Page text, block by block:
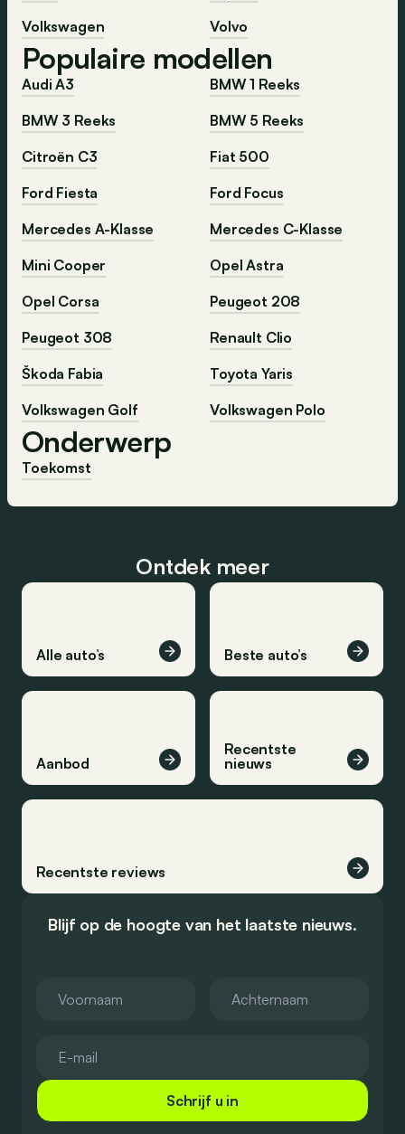
Volkswagen
Volvo
Populaire modellen
Audi A3
BMW 1 Reeks
BMW 3 Reeks
BMW 5 Reeks
Citroën C3
Fiat 500
Ford Fiesta
Ford Focus
Mercedes A-Klasse
Mercedes C-Klasse
Mini Cooper
Opel Astra
Opel Corsa
Peugeot 208
Peugeot 308
Renault Clio
Škoda Fabia
Toyota Yaris
Volkswagen Golf
Volkswagen Polo
Onderwerp
Toekomst
Ontdek meer
Alle auto’s Beste auto’s
Aanbod
Recentste
nieuws
Recentste reviews
Blijf op de hoogte van het laatste nieuws.
Schrijf u in